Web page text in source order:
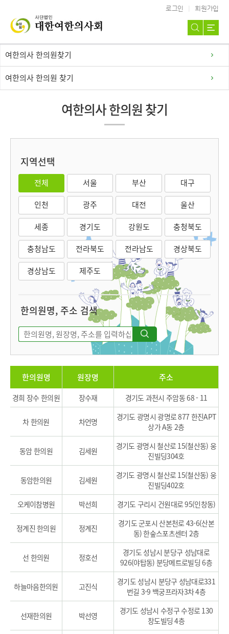
로그인 회원가입
여한의사 한의원찾기
여한의사 한의원 찾기
여한의사 한의원 찾기
지역선택
전체 서울 부산
대구
인천
광주 대전
울산
세종
경기도 강원도
충청북도
충청남도
전라북도 전라남도
경상북도
경상남도
제주도
한의원명, 주소 검색
한의원명 원장명 주소
경희 장수 한의원 장수재 경기도 과천시 주암동 68 - 11
차 한의원 차언명
경기도 광명시 광명로 877 한진APT
상가 A동 2층
동암 한의원 김세원
경기도 광명시 철산로 15(철산동) 웅
진빌딩304호
동암한의원 김세원
경기도 광명시 철산로 15(철산동) 웅
진빌딩402호
오케이참병원
박선희 경기도 구리시 건원대로 95(인창동)
정계진 한의원 정계진
경기도 군포시 산본천로 43-6(산본
동) 한숲스포츠센터 2층
선 한의원 정호선
경기도 성남시 분당구 성남대로
926(야탑동) 분당메트로빌딩 6층
하늘마음한의원 고진식
경기도 성남시 분당구 성남대로331
번길 3-9 백궁프라자3차 4층
선재한의원 박선영
경기도 성남시 수정구 수정로 130
창도빌딩 4층